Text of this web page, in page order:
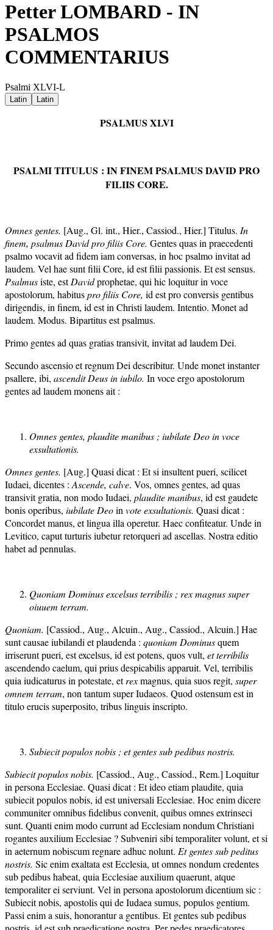
Petter LOMBARD - IN
PSALMOS
COMMENTARIUS
Psalmi XLVI-L
Latin Latin
PSALMUS XLVI
PSALMI TITULUS : INFINEM PSALMUS DAVID PRO
FILIIS CORE.
Omnes gentes. [Aug., Gl. int., Hier., Cassiod., Hier.] Titulus. In
finem, psalmus David pro filiis Core. Gentes quas in praecedenti
psalmo vocavit ad fidem iam conversas, in hoc psalmo invitat ad
laudem. Vel hae sunt filii Core, id est filii passionis. Et est sensus.
Psalmusiste, estDavidprophetae, qui hic loquitur in voce
apostolorum, habituspro filiis Core, id est pro conversis gentibus
dirigendis, in finem, id est in Christi laudem. Intentio. Monet ad
laudem. Modus. Bipartitus est psalmus.
Primo gentes ad quas gratias transivit, invitat ad laudem Dei.
Secundo ascensio et regnum Dei describitur. Unde monet instanter
psallere, ibi, ascendit Deus in iubilo. In voce ergo apostolorum
gentes ad laudem monens ait :
Omnes gentes, plaudite manibus ; iubilate Deo in voce
exsultationis.
Omnes gentes. [Aug.] Quasi dicat : Et si insultent pueri, scilicet
Iudaei, dicentes : Ascende, calve. Vos, omnes gentes, ad quas
transivit gratia, non modo Iudaei, plaudite manibus, id est gaudete
bonis operibus, iubilate Deoin vote exsultationis. Quasi dicat :
Concordet manus, et lingua illa operetur. Haec confiteatur. Unde in
Levitico, caput turturis iubetur retorqueri ad ascellas. Nostra editio
habet ad pennulas.
Quoniam Dominus excelsus terribilis ; rex magnus super
oiuuem terram.
Quoniam. [Cassiod., Aug., Alcuin., Aug., Cassiod., Alcuin.] Hae
sunt causae iubilandi et plaudenda : quoniam Dominusquem
irriserunt pueri, est excelsus, id est potens, quos vult, et terribilis
ascendendo caelum, qui prius despicabilis apparuit. Vel, terribilis
quia iudicaturus in potestate, etrexmagnus, quia suos regit, super
omnem terram, non tantum super Iudaeos. Quod ostensum est in
titulo erucis superposito, tribus linguis inscripto.
Subiecit populos nobis ; et gentes sub pedibus nostris.
Subiecit populos nobis. [Cassiod., Aug., Cassiod., Rem.] Loquitur
in persona Ecclesiae. Quasi dicat : Et ideo etiam plaudite, quia
subiecit populos nobis, id est universali Ecclesiae. Hoc enim dicere
communiter omnibus fidelibus convenit, quibus omnes extrinseci
sunt. Quanti enim modo currunt ad Ecclesiam nondum Christiani
rogantes auxilium Ecclesiae ? Subveniri sibi temporaliter volunt, et si
in aeternum nobiscum regnare adhuc nolunt. Et gentes sub peditus
nostris. Sic enim exaltata est Ecclesia, ut omnes nondum credentes
sub pedibus habeat, quia Ecclesiae auxilium quaerunt, atque
temporaliter ei serviunt. Vel in persona apostolorum dicentium sic :
Subiecit nobis, apostolis qui de Iudaea sumus, populos gentium.
Passi enim a suis, honorantur a gentibus. Et gentes sub pedibus